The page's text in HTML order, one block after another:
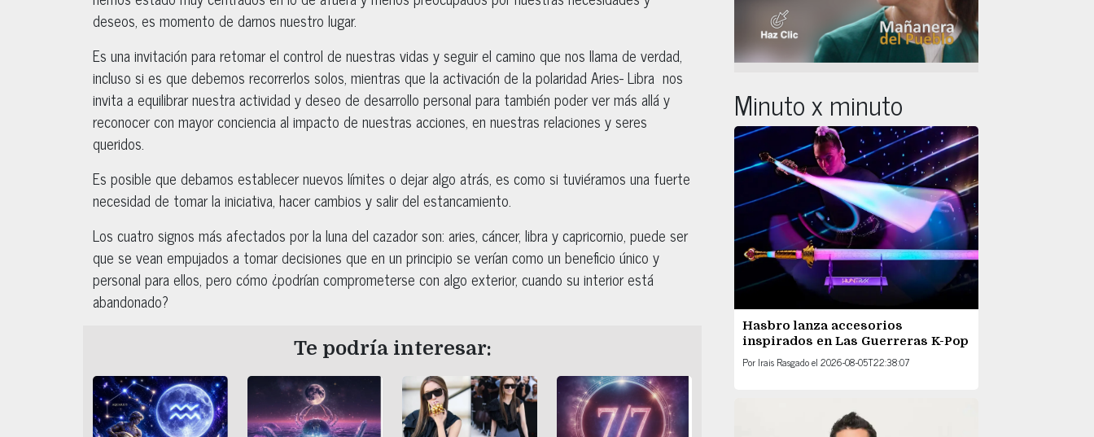
deseos, es momento de darnos nuestro lugar.
Es una invitación para retomar el control de nuestras vidas y seguir el camino que nos llama de verdad,
incluso si es que debemos recorrerlos solos, mientras que la activación de la polaridad Aries- Libra nos
invita a equilibrar nuestra actividad y deseo de desarrollo personal para también poder ver más allá y
reconocer con mayor conciencia al impacto de nuestras acciones, en nuestras relaciones y seres
queridos.
Es posible que debamos establecer nuevos límites o dejar algo atrás, es como si tuviéramos una fuerte
necesidad de tomar la iniciativa, hacer cambios y salir del estancamiento.
Los cuatro signos más afectados por la luna del cazador son: aries, cáncer, libra y capricornio, puede ser
que se vean empujados a tomar decisiones que en un principio se verían como un beneficio único y
personal para ellos, pero cómo ¿podrían comprometerse con algo exterior, cuando su interior está
abandonado?
Te podría interesar:
Minuto x minuto
Hasbro lanza accesorios
inspirados en Las Guerreras K-Pop
Por Irais Rasgadoel 2026-08-05T22:38:07